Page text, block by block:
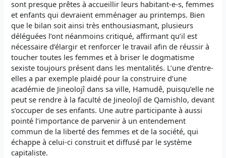
sont presque prêtes à accueillir leurs habitant-e-s, femmes
et enfants qui devraient emménager au printemps. Bien
que le bilan soit ainsi très enthousiasmant, plusieurs
déléguées l’ont néanmoins critiqué, affirmant qu’il est
nécessaire d’élargir et renforcer le travail afin de réussir à
toucher toutes les femmes et à briser le dogmatisme
sexiste toujours présent dans les mentalités. L’une d’entre-
elles a par exemple plaidé pour la construire d’une
académie de Jineolojî dans sa ville, Hamudê, puisqu’elle ne
peut se rendre à la faculté de Jineolojî de Qamishlo, devant
s’occuper de ses enfants. Une autre participante à aussi
pointé l’importance de parvenir à un entendement
commun de la liberté des femmes et de la société, qui
échappe à celui-ci construit et diffusé par le système
capitaliste.